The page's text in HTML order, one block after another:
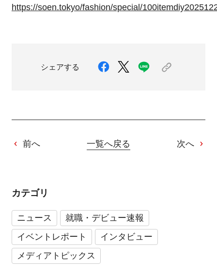
https://soen.tokyo/fashion/special/
シェアする
前へ 一覧へ戻る 次へ
カテゴリ
ニュース
就職・デビュー速報
イベントレポート
インタビュー
メディアトピックス